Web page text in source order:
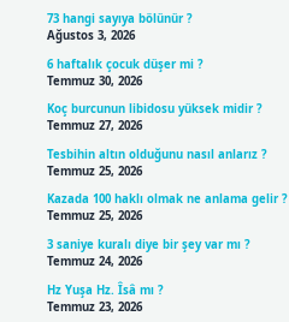
73 hangi sayıya bölünür ?
Ağustos 3, 2026
6 haftalık çocuk düşer mi ?
Temmuz 30, 2026
Koç burcunun libidosu yüksek midir ?
Temmuz 27, 2026
Tesbihin altın olduğunu nasıl anlarız ?
Temmuz 25, 2026
Kazada 100 haklı olmak ne anlama gelir ?
Temmuz 25, 2026
3 saniye kuralı diye bir şey var mı ?
Temmuz 24, 2026
Hz Yuşa Hz. Îsâ mı ?
Temmuz 23, 2026